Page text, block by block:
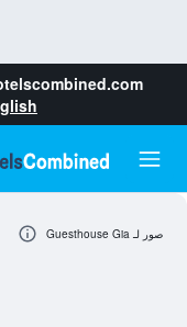
صور لـ Guesthouse Gia